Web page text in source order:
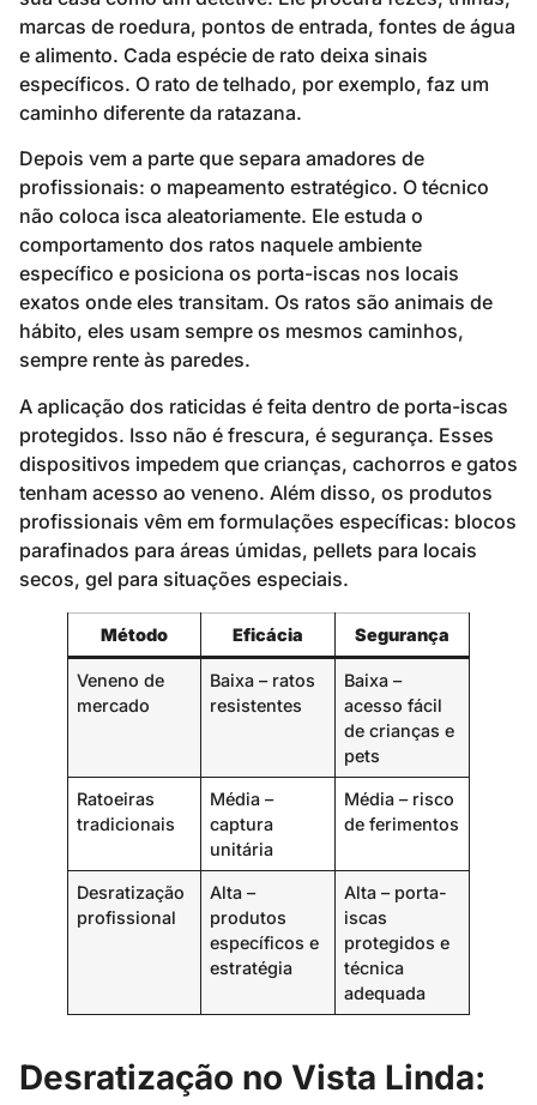
marcas de roedura, pontos de entrada, fontes de água
e alimento. Cada espécie de rato deixa sinais
específicos. O rato de telhado, por exemplo, faz um
caminho diferente da ratazana.
Depois vem a parte que separa amadores de
profissionais: o mapeamento estratégico. O técnico
não coloca isca aleatoriamente. Ele estuda o
comportamento dos ratos naquele ambiente
específico e posiciona os porta-iscas nos locais
exatos onde eles transitam. Os ratos são animais de
hábito, eles usam sempre os mesmos caminhos,
sempre rente às paredes.
A aplicação dos raticidas é feita dentro de porta-iscas
protegidos. Isso não é frescura, é segurança. Esses
dispositivos impedem que crianças, cachorros e gatos
tenham acesso ao veneno. Além disso, os produtos
profissionais vêm em formulações específicas: blocos
parafinados para áreas úmidas, pellets para locais
secos, gel para situações especiais.
Método Eficácia Segurança
Veneno de
mercado
Baixa – ratos
resistentes
Baixa –
acesso fácil
de crianças e
pets
Ratoeiras
tradicionais
Média –
captura
unitária
Média – risco
de ferimentos
Desratização
profissional
Alta –
produtos
específicos e
estratégia
Alta – porta-
iscas
protegidos e
técnica
adequada
Desratização no Vista Linda: